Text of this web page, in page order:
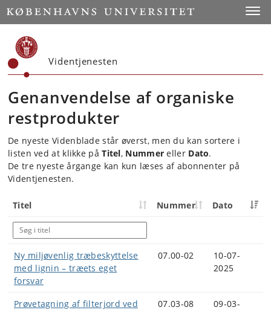
Start
Videntjenesten
Genanvendelse af organiske
restprodukter
De nyeste Videnblade står øverst, men du kan sortere i
listen ved at klikke påTitel, Nummer eller Dato.
De tre nyeste årgange kan kun læses af abonnenter på
Videntjenesten.
Titel Nummer Dato
Ny miljøvenlig træbeskyttelse
med lignin – træets eget
forsvar
07.00-02
10-07-
2025
Prøvetagning af filterjord ved
07.03-08
09-03-